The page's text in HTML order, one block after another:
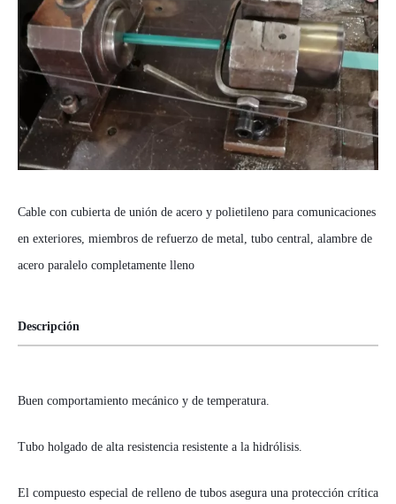
Cable con cubierta de unión de acero y polietileno para comunicaciones
en exteriores, miembros de refuerzo de metal, tubo central, alambre de
acero paralelo completamente lleno
Descripción
Buen comportamiento mecánico y de temperatura.
Tubo holgado de alta resistencia resistente a la hidrólisis.
El compuesto especial de relleno de tubos asegura una protección crítica